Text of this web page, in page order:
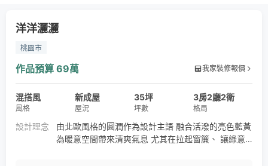
洋洋灑灑
桃園市
作品預算 69萬 我家裝修報價
混搭風
風格
新成屋
屋況
35坪
坪數
3房2廳2衛
格局
設計理念
由北歐風格的圓潤作為設計主語 融合活潑的亮色藍黃
為暖意空間帶來清爽氣息 尤其在拉起窗簾、 讓綠意